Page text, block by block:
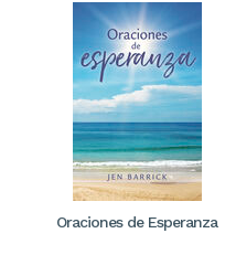
Oraciones de Esperanza